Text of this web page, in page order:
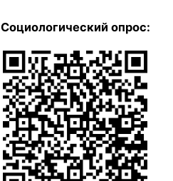
Социологический опрос: